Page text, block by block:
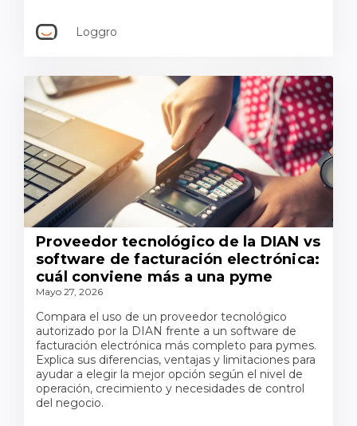
Loggro
Proveedor tecnológico de la DIAN vs
software de facturación electrónica:
cuál conviene más a una pyme
Mayo 27, 2026
Compara el uso de un proveedor tecnológico
autorizado por la DIAN frente a un software de
facturación electrónica más completo para pymes.
Explica sus diferencias, ventajas y limitaciones para
ayudar a elegir la mejor opción según el nivel de
operación, crecimiento y necesidades de control
del negocio.